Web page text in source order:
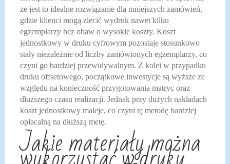
że jest to idealne rozwiązanie dla mniejszych zamówień,
gdzie klienci mogą zlecić wydruk nawet kilku
egzemplarzy bez obaw o wysokie koszty. Koszt
jednostkowy w druku cyfrowym pozostaje stosunkowo
stały niezależnie od liczby zamówionych egzemplarzy, co
czyni go bardziej przewidywalnym. Z kolei w przypadku
druku offsetowego, początkowe inwestycje są wyższe ze
względu na konieczność przygotowania matryc oraz
dłuższego czasu realizacji. Jednak przy dużych nakładach
koszt jednostkowy maleje, co czyni tę metodę bardziej
opłacalną na dłuższą metę.
Jakie materiały można